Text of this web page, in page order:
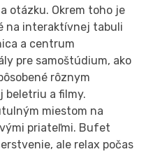
otázku. Okrem toho je
na interaktívnej tabuli
a centrum
pre samoštúdium, ako
rôznym
beletriu a filmy.
miestom na
priateľmi. Bufet
ale relax počas